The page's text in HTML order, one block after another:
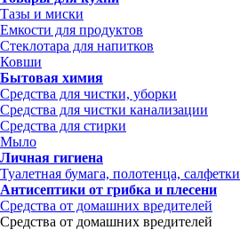
Тазы и миски
Емкости для продуктов
Стеклотара для напитков
Ковши
Бытовая химия
Средства для чистки, уборки
Средства для чистки канализации
Средства для стирки
Мыло
Личная гигиена
Туалетная бумага, полотенца, салфетки
Антисептики от грибка и плесени
Средства от домашних вредителей
Средства от домашних вредителей